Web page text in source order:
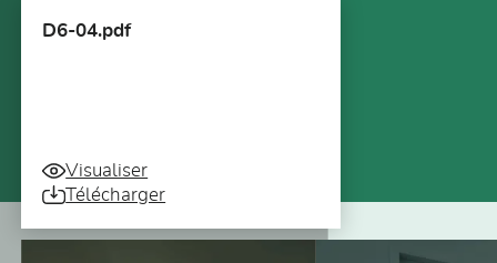
D6-04.pdf
Visualiser
Télécharger